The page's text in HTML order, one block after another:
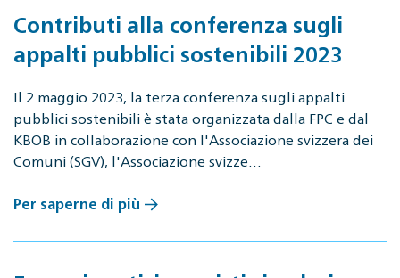
Contributi alla conferenza sugli
appalti pubblici sostenibili 2023
Il 2 maggio 2023, la terza conferenza sugli appalti
pubblici sostenibili è stata organizzata dalla FPC e dal
KBOB in collaborazione con l'Associazione svizzera dei
Comuni (SGV), l'Associazione svizze…
Per saperne di più